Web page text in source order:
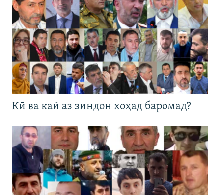
Кӣ ва кай аз зиндон хоҳад баромад?